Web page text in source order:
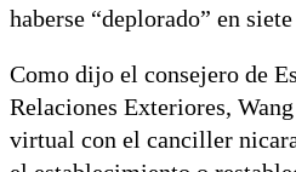
haberse “deplorado” en
Como dijo el consejero de
Relaciones Exteriores,
virtual con el canciller